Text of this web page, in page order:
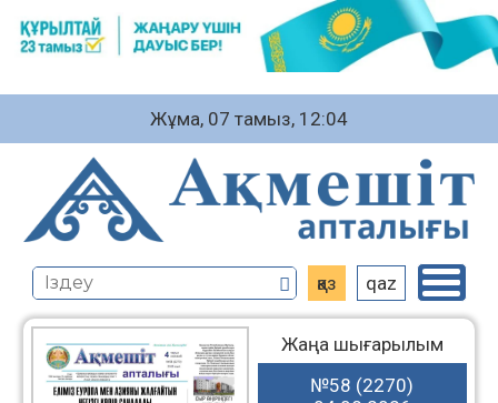
Жұма, 07 тамыз, 12:04
қаз qaz
Жаңа шығарылым
№58 (2270)